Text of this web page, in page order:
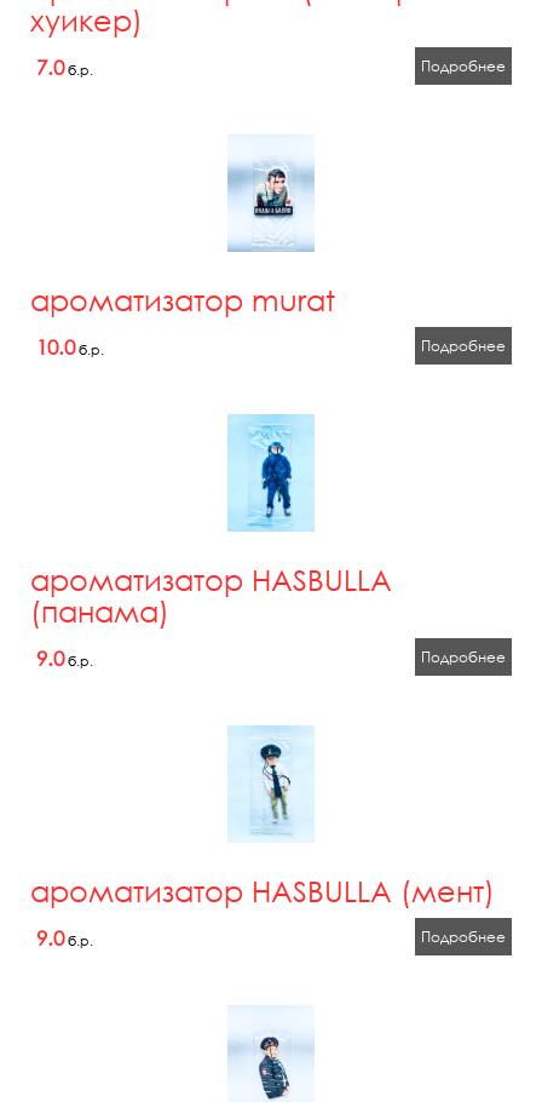
хуикер)
7.0б.р. Подробнее
ароматизатор murat
10.0б.р. Подробнее
ароматизатор HASBULLA
(панама)
9.0б.р. Подробнее
ароматизатор HASBULLA (мент)
9.0б.р. Подробнее